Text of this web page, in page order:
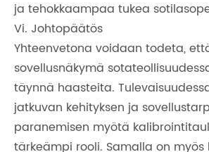
ja tehokkaampaa tukea
Vi. Johtopäätös
Yhteenvetona voidaan todeta,
sovellusnäkymä
täynnä haasteita.
jatkuvan kehityksen ja
paranemisen myötä
tärkeämpi rooli. Samalla on